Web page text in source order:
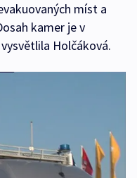
míst a
kamer je v
Holčáková.